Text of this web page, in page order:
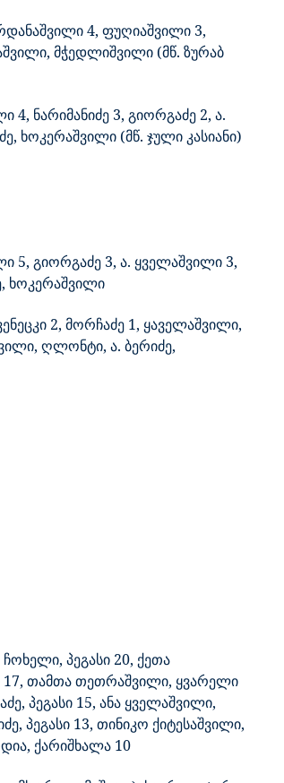
4, ფუღიაშვილი 3,
მჭედლიშვილი (მწ. ზურაბ
4, ნარიმანიძე 3, გიორგაძე 2, ა.
ხოკერაშვილი (მწ. ჯული კასიანი)
5, გიორგაძე 3, ა. ყველაშვილი 3,
ხოკერაშვილი
2, მორჩაძე 1, ყაველაშვილი,
ღლონტი, ა. ბერიძე,
პეგასი 20, ქეთა
17, თამთა თეთრაშვილი, ყვარელი
პეგასი 15, ანა ყველაშვილი,
პეგასი 13, თინიკო ქიტესაშვილი,
ქარიშხალა 10